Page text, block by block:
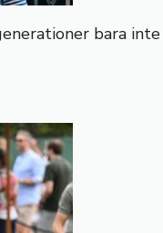
bara inte